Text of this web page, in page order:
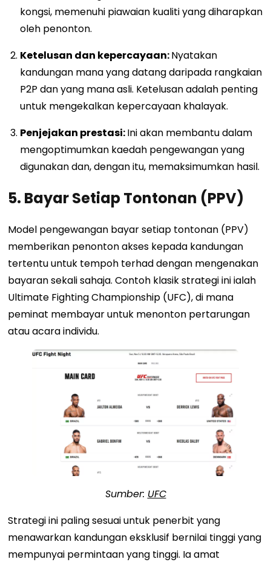
kongsi, memenuhi piawaian kualiti yang diharapkan
oleh penonton.
Ketelusan dan kepercayaan:Nyatakan
kandungan mana yang datang daripada rangkaian
P2P dan yang mana asli. Ketelusan adalah penting
untuk mengekalkan kepercayaan khalayak.
Penjejakan prestasi:Ini akan membantu dalam
mengoptimumkan kaedah pengewangan yang
digunakan dan, dengan itu, memaksimumkan hasil.
5. Bayar Setiap Tontonan (PPV)
Model pengewangan bayar setiap tontonan (PPV)
memberikan penonton akses kepada kandungan
tertentu untuk tempoh terhad dengan mengenakan
bayaran sekali sahaja. Contoh klasik strategi ini ialah
Ultimate Fighting Championship (UFC), di mana
peminat membayar untuk menonton pertarungan
atau acara individu.
Sumber: UFC
Strategi ini paling sesuai untuk penerbit yang
menawarkan kandungan eksklusif bernilai tinggi yang
mempunyai permintaan yang tinggi. Ia amat